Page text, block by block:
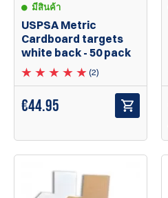
มีสินค้า
USPSA Metric
Cardboard targets
white back - 50 pack
(2)
€44.95